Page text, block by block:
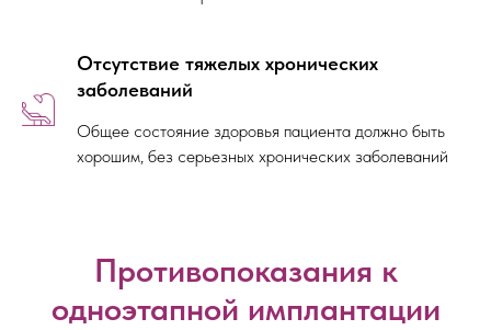
Отсутствие тяжелых хронических
заболеваний
Общее состояние здоровья пациента должно быть
хорошим, без серьезных хронических заболеваний
Противопоказания к
одноэтапной имплантации